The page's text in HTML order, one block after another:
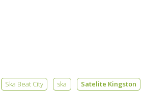
Ska Beat City ska
Satelite Kingston